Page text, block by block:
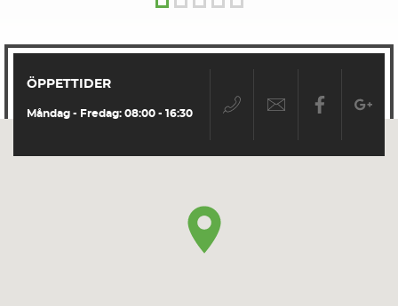
ÖPPETTIDER
Måndag - Fredag: 08:00 - 16:30